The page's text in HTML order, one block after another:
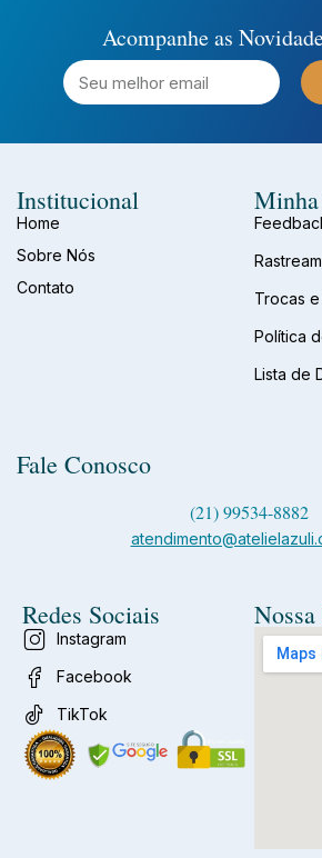
Acompanhe as
Institucional
Home
Sobre Nós
Contato
Trocas
Política
Lista de
Fale Conosco
(21) 99534-8882
Redes Sociais
Instagram
Facebook
TikTok